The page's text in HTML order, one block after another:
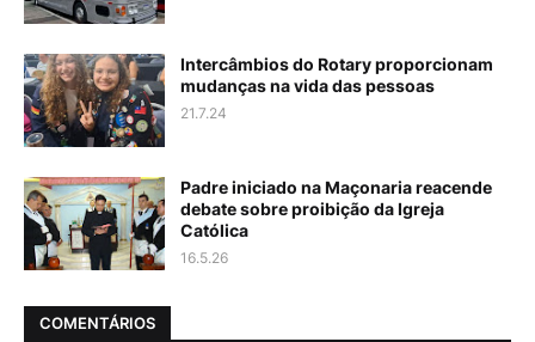
Intercâmbios do Rotary proporcionam
mudanças na vida das pessoas
21.7.24
Padre iniciado na Maçonaria reacende
debate sobre proibição da Igreja
Católica
16.5.26
COMENTÁRIOS